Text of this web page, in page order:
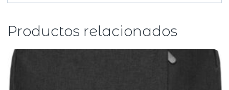
Productos relacionados